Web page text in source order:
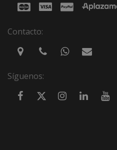
Contacto:
Síguenos: